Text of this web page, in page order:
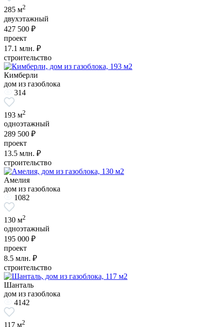
285 м2
двухэтажный
427 500 ₽
проект
17.1 млн. ₽
строительство
Кимберли
дом из газоблока
314
193 м2
одноэтажный
289 500 ₽
проект
13.5 млн. ₽
строительство
Амелия
дом из газоблока
1082
130 м2
одноэтажный
195 000 ₽
проект
8.5 млн. ₽
строительство
Шанталь
дом из газоблока
4142
117 м2